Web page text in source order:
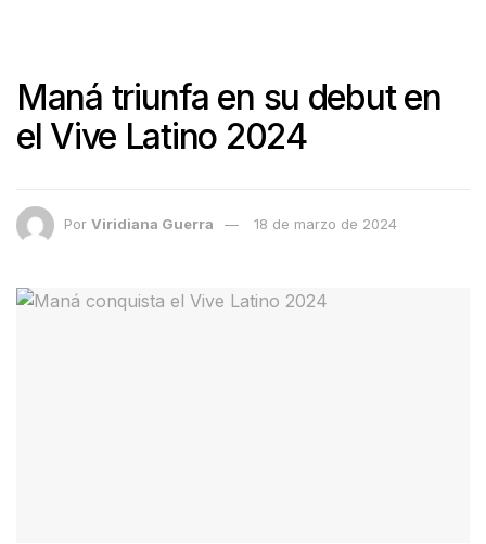
Maná triunfa en su debut en
el Vive Latino 2024
Por Viridiana Guerra 18 de marzo de 2024